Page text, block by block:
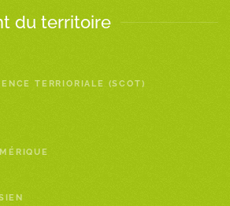
du territoire
TERRIORIALE (SCOT)